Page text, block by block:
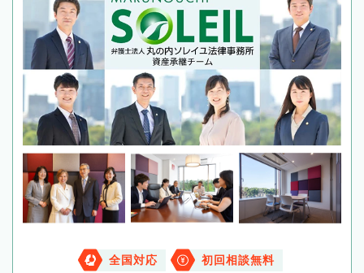
全国対応 初回相談無料